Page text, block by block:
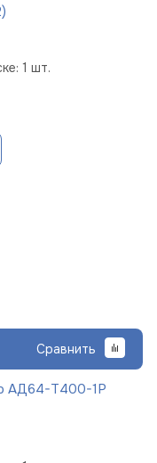
1 шт.
Сравнить
АД64-Т400-1Р